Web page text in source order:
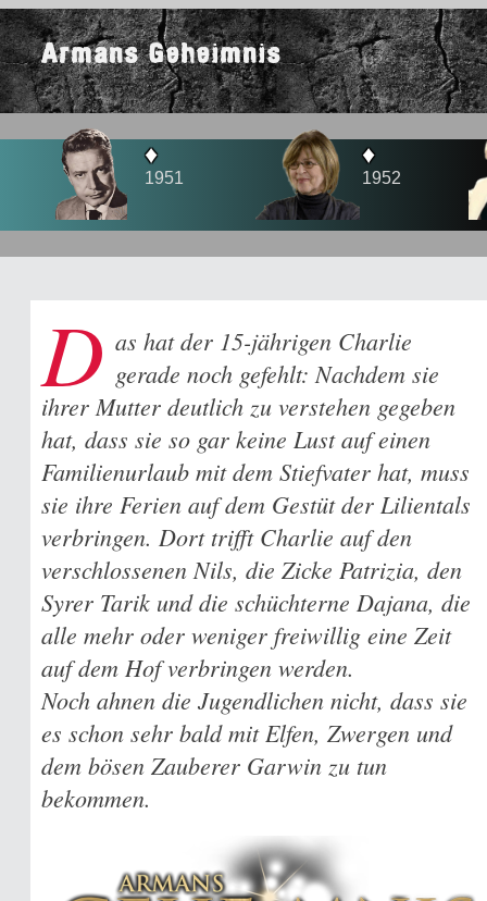
Armans Geheimnis
♦
1951
♦
1952
D as hat der 15-jährigen Charlie
gerade noch gefehlt: Nachdem sie
ihrer Mutter deutlich zu verstehen gegeben
hat, dass sie so gar keine Lust auf einen
Familienurlaub mit dem Stiefvater hat, muss
sie ihre Ferien auf dem Gestüt der Lilientals
verbringen. Dort trifft Charlie auf den
verschlossenen Nils, die Zicke Patrizia, den
Syrer Tarik und die schüchterne Dajana, die
alle mehr oder weniger freiwillig eine Zeit
auf dem Hof verbringen werden.
Noch ahnen die Jugendlichen nicht, dass sie
es schon sehr bald mit Elfen, Zwergen und
dem bösen Zauberer Garwin zu tun
bekommen.